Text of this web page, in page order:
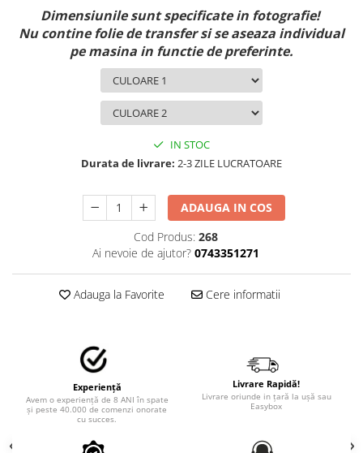
STALPI MARCI AUTO
TOP VANZARI
STICKERE PARBRIZ
STICKERE STALPI SI GEAM MIC
STICKERE CAMUFLAJ
STICKERE PENTRU FIRME
RENAULT CAMIOANE
4X4/OFF ROAD STICKER
BABY ON BOARD
Dimensiunile sunt specificate in fotografie!
Nu contine folie de transfer si se aseaza individual
pe masina in functie de preferinte.
IN STOC
Durata de livrare: 2-3 ZILE LUCRATOARE
ADAUGA IN COS
Cod Produs: 268
Ai nevoie de ajutor? 0743351271
Adauga la Favorite Cere informatii
Experiență
Avem o experiență de 8 ANI în spate
și peste 40.000 de comenzi onorate
cu succes.
Livrare Rapidă!
Livrare oriunde in țară la ușă sau
Easybox